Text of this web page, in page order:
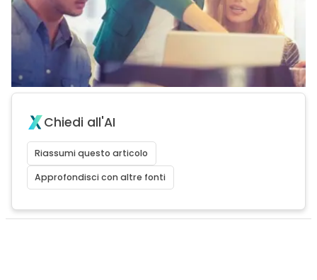
Chiedi all'AI
Riassumi questo articolo
Approfondisci con altre fonti